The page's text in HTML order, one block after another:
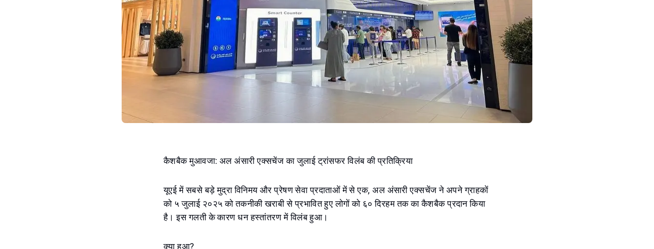
कैशबैक मुआवजा: अल अंसारी एक्सचेंज का जुलाई ट्रांसफर विलंब की प्रतिक्रिया
यूएई में सबसे बड़े मुद्रा विनिमय और प्रेषण सेवा प्रदाताओं में से एक, अल अंसारी एक्सचेंज ने अपने ग्राहकों
को ५ जुलाई २०२५ को तकनीकी खराबी से प्रभावित हुए लोगों को ६० दिरहम तक का कैशबैक प्रदान किया
है। इस गलती के कारण धन हस्तांतरण में विलंब हुआ।
क्या हुआ?